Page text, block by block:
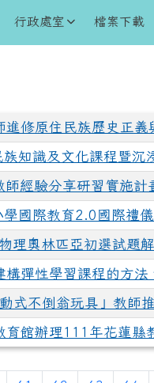
行政處室 檔案下載
進修原住民族歷史正
族知識及文化課程暨
師經驗分享研習實施計
學國際教育2.0國際禮
理奧林匹亞初選試題
構彈性學習課程的方
式不倒翁玩具」教師
育館辦理111年花蓮縣